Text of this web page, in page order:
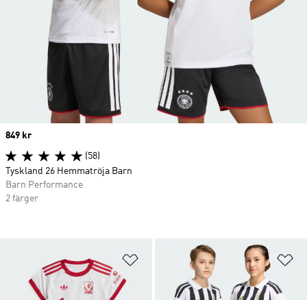
Lägg till på önskelistan
Price
849 kr
(58)
Tyskland 26 Hemmatröja Barn
Barn Performance
2 färger